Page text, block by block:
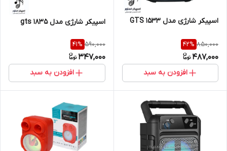
اسپیکر شارژی مدل GTS 1533
850,000
42%
487,000
افزودن به سبد
اسپیکر شارژی مدل gts 1835
590,000
41%
347,000
افزودن به سبد